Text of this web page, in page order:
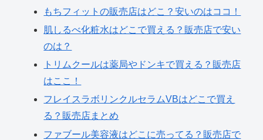
もちフィットの販売店はどこ？安いのはココ！
肌しるべ化粧水はどこで買える？販売店で安い
のは？
トリムクールは薬局やドンキで買える？販売店
はここ！
フレイスラボリンクルセラムVBはどこで買え
る？販売店まとめ
ファブール美容液はどこに売ってる？販売店で